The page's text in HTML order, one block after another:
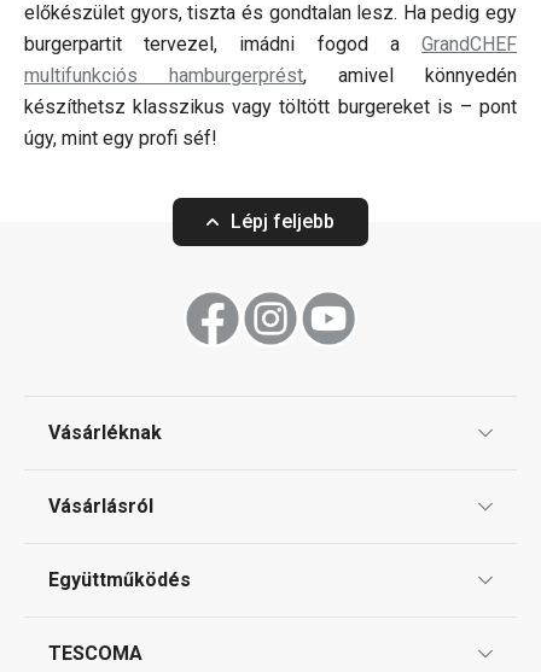
előkészület gyors, tiszta és gondtalan lesz. Ha pedig egy
burgerpartit tervezel, imádni fogod a GrandCHEF
multifunkciós hamburgerprést, amivel könnyedén
készíthetsz klasszikus vagy töltött burgereket is – pont
úgy, mint egy profi séf!
Lépj feljebb
Vásárléknak
Gyakori kérdések
Vásárlásról
Reklamáció és termékvisszaküldés
Együttműködés
TESCOMA